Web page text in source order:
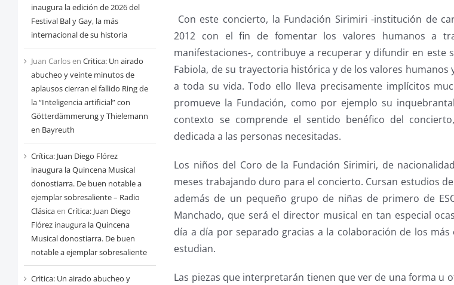
inaugura la edición de 2026 del
Festival Bal y Gay, la más
internacional de su historia
Juan Carlosen Critica: Un airado
abucheo y veinte minutos de
aplausos cierran el fallido Ring de
la “Inteligencia artificial” con
Götterdämmerung y Thielemann
en Bayreuth
Crítica: Juan Diego Flórez
inaugura la Quincena Musical
donostiarra. De buen notable a
ejemplar sobresaliente – Radio
Clásicaen Crítica: Juan Diego
Flórez inaugura la Quincena
Musical donostiarra. De buen
notable a ejemplar sobresaliente
Critica: Un airado abucheo y
Con este concierto, la Fundación Sirimiri -institución de
2012 con el fin de fomentar los valores humanos a
manifestaciones-, contribuye a recuperar y difundir en este
Fabiola, de su trayectoria histórica y de los valores
a toda su vida. Todo ello lleva precisamente implícitos
promueve la Fundación, como por ejemplo su
contexto se comprende el sentido benéfico del
dedicada a las personas necesitadas.
Los niños del Coro de la Fundación Sirimiri, de
meses trabajando duro para el concierto. Cursan estudios
además de un pequeño grupo de niñas de primero de
Manchado, que será el director musical en tan especial
día a día por separado gracias a la colaboración de los
estudian.
Las piezas que interpretarán tienen que ver de una forma u